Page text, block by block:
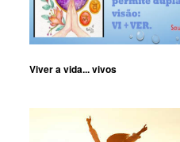
Viver a vida... vivos